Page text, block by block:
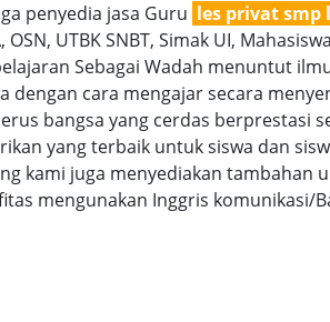
penyedia jasa Guru les privat smp
OSN, UTBK SNBT, Simak UI,
Sebagai Wadah menuntut
dengan cara mengajar secara
bangsa yang cerdas berprestasi
yang terbaik untuk siswa dan
kami juga menyediakan
mengunakan Inggris komunikasi/